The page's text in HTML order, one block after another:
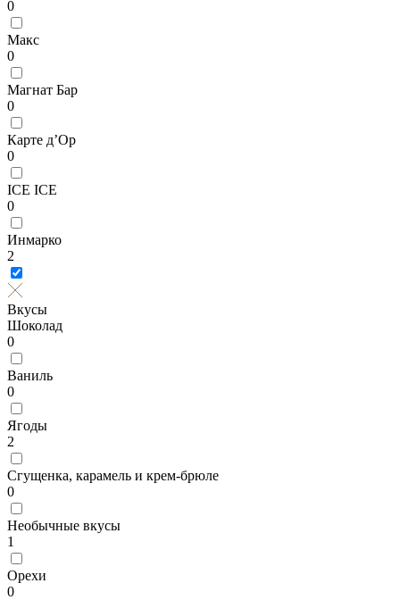
0
Макс
0
Магнат Бар
0
Карте д’Ор
0
ICE ICE
0
Инмарко
2
Вкусы
Шоколад
0
Ваниль
0
Ягоды
2
Сгущенка, карамель и крем-брюле
0
Необычные вкусы
1
Орехи
0